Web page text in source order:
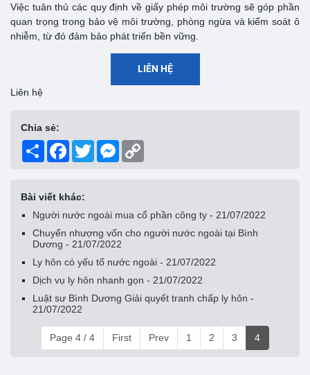
Việc tuân thủ các quy định về giấy phép môi trường sẽ góp phần
quan trọng trong bảo vệ môi trường, phòng ngừa và kiểm soát ô
nhiễm, từ đó đảm bảo phát triển bền vững.
LIÊN HỆ
Liên hệ
Chia sẻ:
Share Facebook
Twitter Messenger
Bài viết khác:
Người nước ngoài mua cổ phần công ty - 21/07/2022
Chuyển nhượng vốn cho người nước ngoài tại Bình
Dương - 21/07/2022
Ly hôn có yếu tố nước ngoài - 21/07/2022
Dịch vụ ly hôn nhanh gọn - 21/07/2022
Luật sư Bình Dương Giải quyết tranh chấp ly hôn -
21/07/2022
Page 4 / 4 First Prev 1 2 3 4